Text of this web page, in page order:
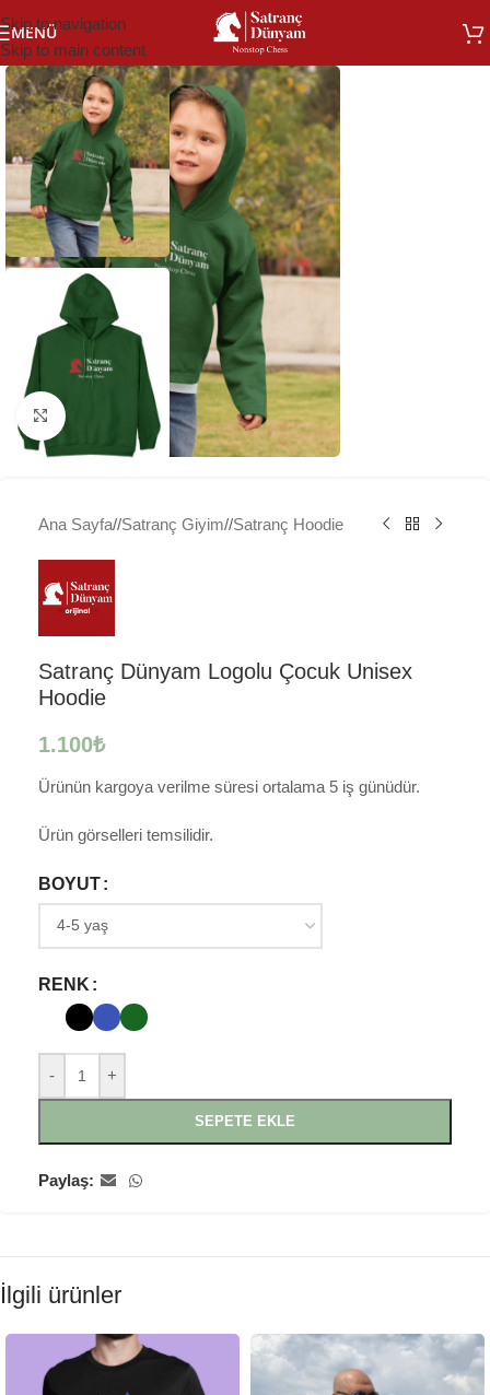
Skip to navigation
Skip to main content
MENÜ
Büyütmek için tıklayın
Ana Sayfa/ Satranç Giyim/ Satranç Hoodie
Satranç Dünyam Logolu Çocuk Unisex
Hoodie
1.100₺
Ürünün kargoya verilme süresi ortalama 5 iş günüdür.
Ürün görselleri temsilidir.
BOYUT
RENK
- +
SEPETE EKLE
Paylaş:
İlgili ürünler